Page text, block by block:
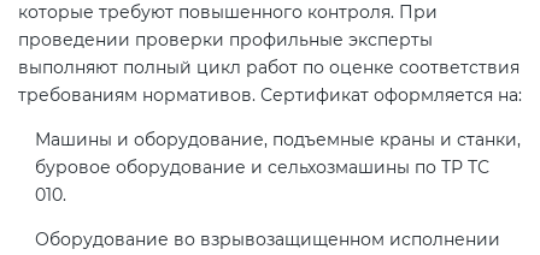
которые требуют повышенного контроля. При
проведении проверки профильные эксперты
выполняют полный цикл работ по оценке соответствия
требованиям нормативов. Сертификат оформляется на:
Машины и оборудование, подъемные краны и станки,
буровое оборудование и сельхозмашины по ТР ТС
010.
Оборудование во взрывозащищенном исполнении